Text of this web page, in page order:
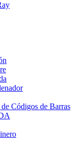
Códigos de Barras